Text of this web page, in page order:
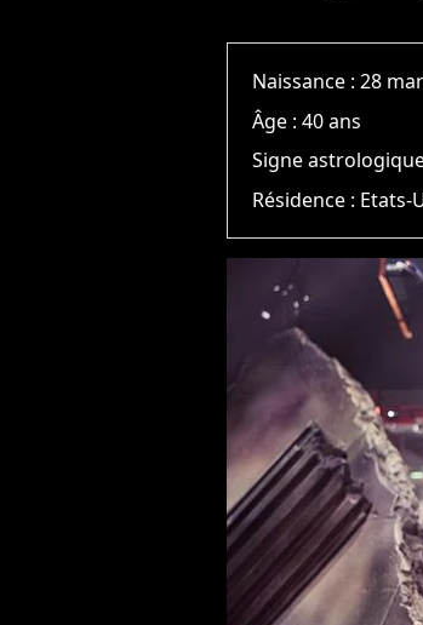
Naissance :28
Âge :40 ans
Signe
Résidence : Etats-